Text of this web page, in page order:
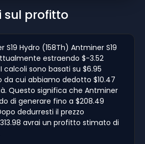
sul profitto
S19 Hydro (158Th) Antminer S19
estraendo $-3.52
calcoli sono basati su $6.95
da cui abbiamo dedotto $10.47
Questo significa che Antminer
di generare fino a $208.49
dedurresti il prezzo
avrai un profitto stimato di